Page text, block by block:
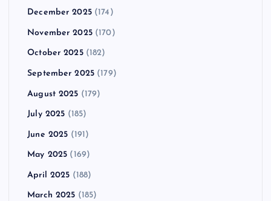
December 2025(174)
November 2025(170)
October 2025(182)
September 2025 (179)
August 2025 (179)
July 2025 (185)
June 2025 (191)
May 2025 (169)
April 2025 (188)
March 2025 (185)